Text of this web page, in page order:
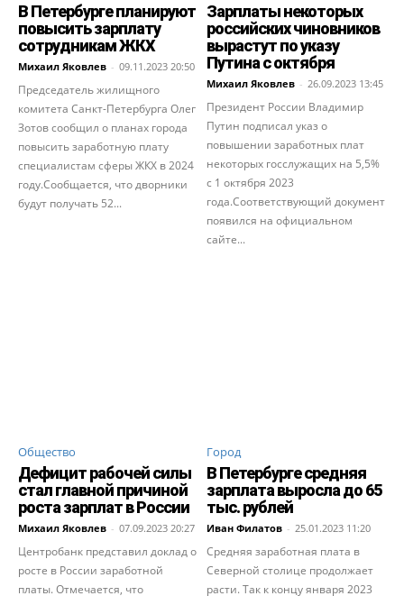
В Петербурге планируют
повысить зарплату
сотрудникам ЖКХ
Михаил Яковлев - 09.11.2023 20:50
Председатель жилищного
комитета Санкт-Петербурга Олег
Зотов сообщил о планах города
повысить заработную плату
специалистам сферы ЖКХ в 2024
году.Сообщается, что дворники
будут получать 52...
Зарплаты некоторых
российских чиновников
вырастут по указу
Путина с октября
Михаил Яковлев - 26.09.2023 13:45
Президент России Владимир
Путин подписал указ о
повышении заработных плат
некоторых госслужащих на 5,5%
с 1 октября 2023
года.Соответствующий документ
появился на официальном
сайте...
Общество
Дефицит рабочей силы
стал главной причиной
роста зарплат в России
Михаил Яковлев - 07.09.2023 20:27
Центробанк представил доклад о
росте в России заработной
платы. Отмечается, что
Город
В Петербурге средняя
зарплата выросла до 65
тыс. рублей
Иван Филатов - 25.01.2023 11:20
Средняя заработная плата в
Северной столице продолжает
расти. Так к концу января 2023